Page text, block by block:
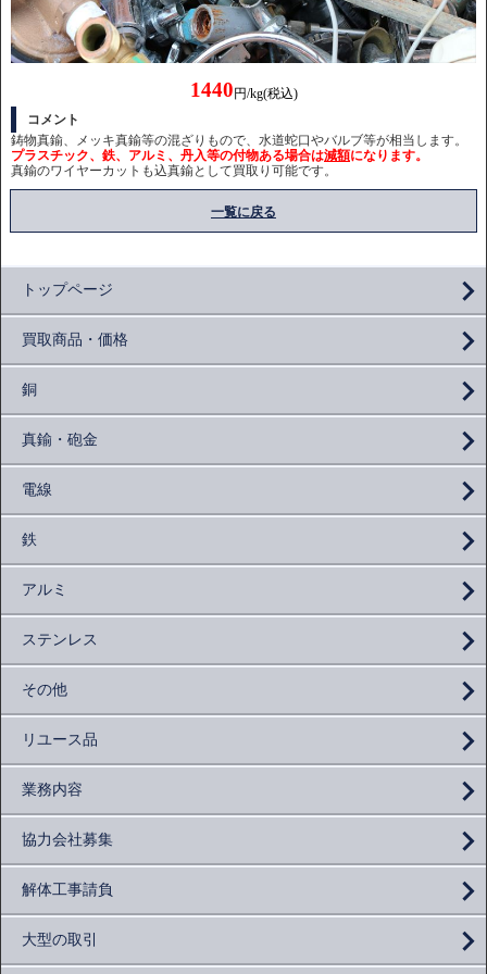
1440 円/kg(税込)
コメント
鋳物真鍮、メッキ真鍮等の混ざりもので、水道蛇口やバルブ等が相当します。
プラスチック、鉄、アルミ、丹入等の付物ある場合は減額になります。
真鍮のワイヤーカットも込真鍮として買取り可能です。
一覧に戻る
トップページ
買取商品・価格
銅
真鍮・砲金
電線
鉄
アルミ
ステンレス
その他
リユース品
業務内容
協力会社募集
解体工事請負
大型の取引